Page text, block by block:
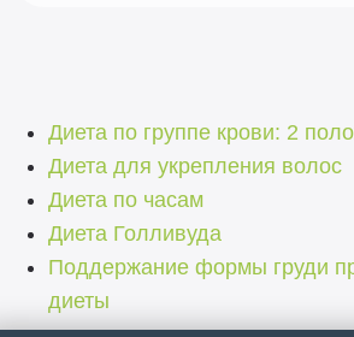
Диета по группе крови: 2
Диета для укрепления волос
Диета по часам
Диета Голливуда
Поддержание формы груди
диеты